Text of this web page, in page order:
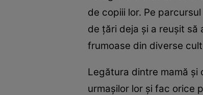
de copiii lor. Pe
de ţări deja şi a reuşit
frumoase din diverse
Legătura dintre mamă şi
urmaşilor lor şi fac orice